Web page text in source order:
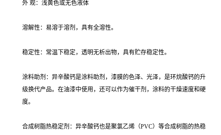
外 观：浅黄色或无色液体
溶解性：易溶于溶剂，具有全溶性。
稳定性：常温下稳定，透明无析出物，具有贮存稳定性。
涂料助剂：异辛酸钙是涂料助剂，漆膜的色泽、光泽，是环烷酸钙的升
级换代产品。在油漆中使用，还可以作为催干剂，涂料的干燥速度和硬
度。
合成树脂热稳定剂：异辛酸钙也是聚氯乙烯（PVC）等合成树脂的热稳